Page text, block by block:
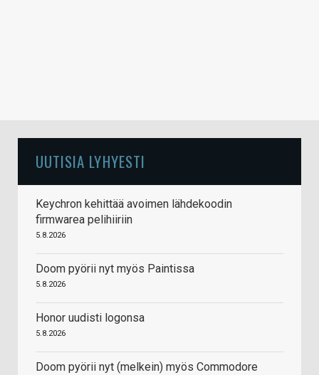
UUTISIA LYHYESTI
Keychron kehittää avoimen lähdekoodin
firmwarea pelihiiriin
5.8.2026
Doom pyörii nyt myös Paintissa
5.8.2026
Honor uudisti logonsa
5.8.2026
Doom pyörii nyt (melkein) myös Commodore